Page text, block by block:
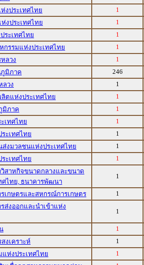
งประเทศไทย
1
งประเทศไทย
1
ระเทศไทย
1
กรรมแห่งประเทศไทย
1
ลวง
1
ภูมิภาค
246
ลวง
1
ตแห่งประเทศไทย
1
มิภาค
1
เทศไทย
1
ะเทศไทย
1
ส่งมวลชนแห่งประเทศไทย
1
ะเทศไทย
1
สาหกิจขนาดกลางและขนาด
ศไทย, ธนาคารพัฒนา
1
รเกษตรและสหกรณ์การเกษตร
1
ส่งออกและนำเข้าแห่ง
1
1
งเคราะห์
1
แห่งประเทศไทย
1